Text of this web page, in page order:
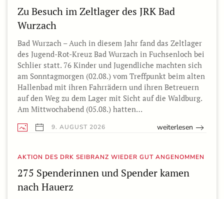
Zu Besuch im Zeltlager des JRK Bad
Wurzach
Bad Wurzach – Auch in diesem Jahr fand das Zeltlager
des Jugend-Rot-Kreuz Bad Wurzach in Fuchsenloch bei
Schlier statt. 76 Kinder und Jugendliche machten sich
am Sonntagmorgen (02.08.) vom Treffpunkt beim alten
Hallenbad mit ihren Fahrrädern und ihren Betreuern
auf den Weg zu dem Lager mit Sicht auf die Waldburg.
Am Mittwochabend (05.08.) hatten…
9. AUGUST 2026 weiterlesen
AKTION DES DRK SEIBRANZ WIEDER GUT ANGENOMMEN
275 Spenderinnen und Spender kamen
nach Hauerz